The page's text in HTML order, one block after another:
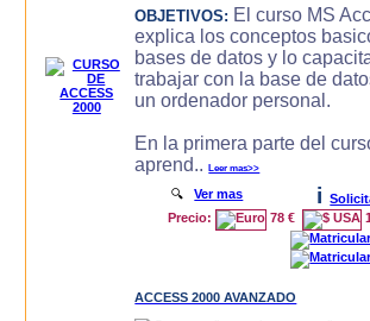
OBJETIVOS: El curso MS
explica los conceptos
bases de datos y lo
trabajar con la base de
un ordenador personal.
En la primera parte del
aprend..Leer mas>>
🔍Ver mas i
Precio:
78 €
ACCESS 2000 AVANZADO